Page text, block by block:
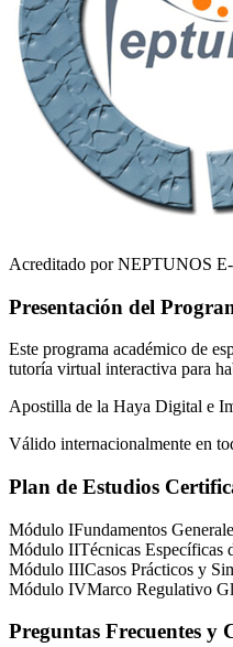
Acreditado por NEPTUNOS
Presentación del
Este programa académico de
tutoría virtual interactiva para
Apostilla de la Haya Digital e
Válido internacionalmente en
Plan de Estudios
Módulo IFundamentos
Módulo IITécnicas Específicas
Módulo IIICasos Prácticos y
Módulo IVMarco Regulativo
Preguntas Frecuentes y